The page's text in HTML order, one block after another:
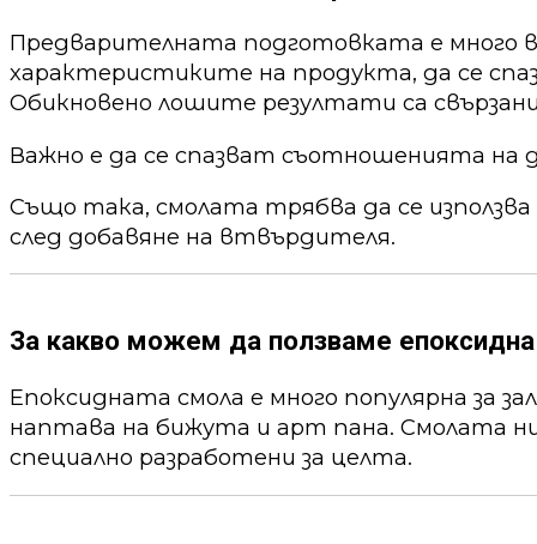
Предварителната подготовката е много
характеристиките на продукта, да се
Обикновено лошите резултати са
Важно е да се спазват съотношенията на
Също така, смолата трябва да се
след добавяне на втвърдителя.
За какво можем да ползваме
Епоксидната смола е много популярна за
наптава на бижута и арт пана. Смолата
специално разработени за целта.